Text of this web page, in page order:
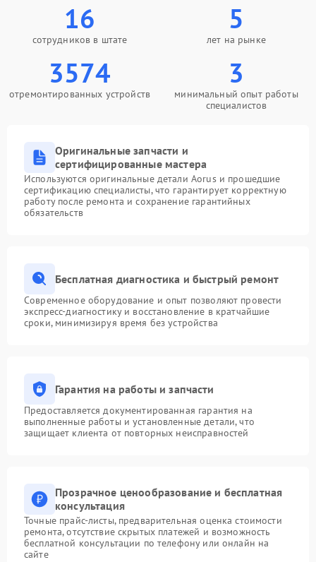
16
сотрудников в штате
5
лет на рынке
3574
отремонтированных устройств
3
минимальный опыт работы
специалистов
Оригинальные запчасти и
сертифицированные мастера
Используются оригинальные детали Aorus и прошедшие
сертификацию специалисты, что гарантирует корректную
работу после ремонта и сохранение гарантийных
обязательств
Бесплатная диагностика и быстрый ремонт
Современное оборудование и опыт позволяют провести
экспресс-диагностику и восстановление в кратчайшие
сроки, минимизируя время без устройства
Гарантия на работы и запчасти
Предоставляется документированная гарантия на
выполненные работы и установленные детали, что
защищает клиента от повторных неисправностей
Прозрачное ценообразование и бесплатная
консультация
Точные прайс-листы, предварительная оценка стоимости
ремонта, отсутствие скрытых платежей и возможность
бесплатной консультации по телефону или онлайн на
сайте